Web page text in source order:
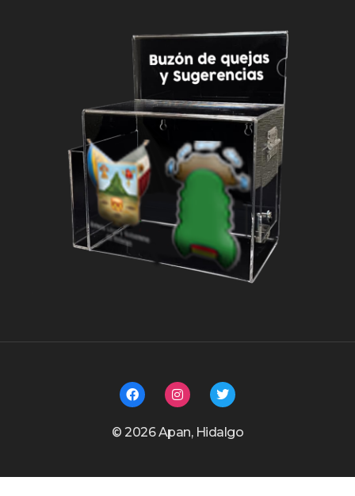
©️ 2026 Apan, Hidalgo